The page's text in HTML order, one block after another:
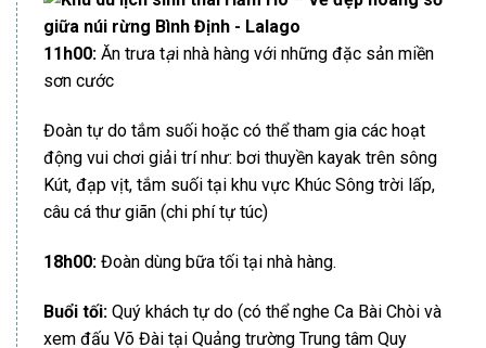
11h00: Ăn trưa tại nhà hàng với những đặc sản miền
sơn cước
Đoàn tự do tắm suối hoặc có thể tham gia các hoạt
động vui chơi giải trí như: bơi thuyền kayak trên sông
Kút, đạp vịt, tắm suối tại khu vực Khúc Sông trời lấp,
câu cá thư giãn (chi phí tự túc)
18h00: Đoàn dùng bữa tối tại nhà hàng.
Buổi tối: Quý khách tự do (có thể nghe Ca Bài Chòi và
xem đấu Võ Đài tại Quảng trường Trung tâm Quy